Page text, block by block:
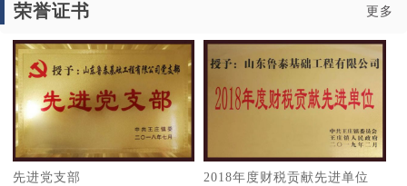
荣誉证书 更多
先进党支部 2018年度财税贡献先进单位